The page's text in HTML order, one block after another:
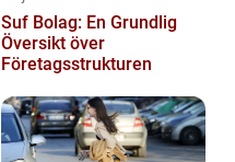
Suf Bolag: En Grundlig
Översikt över
Företagsstrukturen